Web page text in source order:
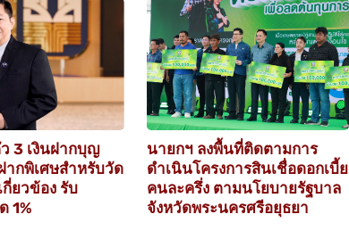
3 เงินฝากบุญ
ากพิเศษสำหรับวัด
ยวข้อง รับ
1%
นายกฯ ลงพื้นที่ติดตามการ
ดำเนินโครงการสินเชื่อดอกเบี้ย
คนละครึ่ง ตามนโยบายรัฐบาล
จังหวัดพระนครศรีอยุธยา